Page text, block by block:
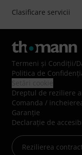
Clasificare servicii
Termeni şi Condiţii/
Politica de
Dreptul de reziliere
Comanda /
Garanție
Declarație de
Rezilierea